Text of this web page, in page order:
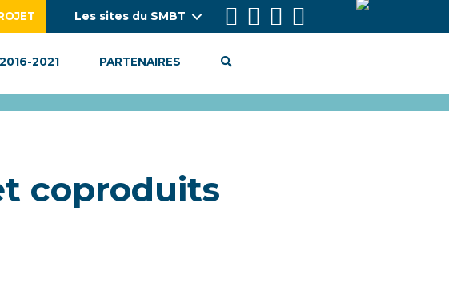
Les sites du SMBT
2021 PARTENAIRES
coproduits